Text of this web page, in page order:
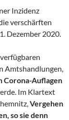
Inzidenz
verschärften
Dezember 2020.
Amtshandlungen,
Corona-Auflagen
Im Klartext
Vergehen
so sie denn